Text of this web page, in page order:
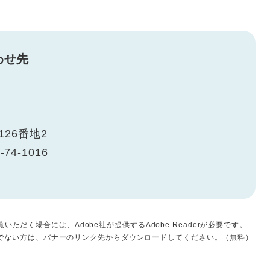
せ先
番地2
74-1016
いただく場合には、Adobe社が提供するAdobe Readerが必要です。
い方は、バナーのリンク先からダウンロードしてください。（無料）